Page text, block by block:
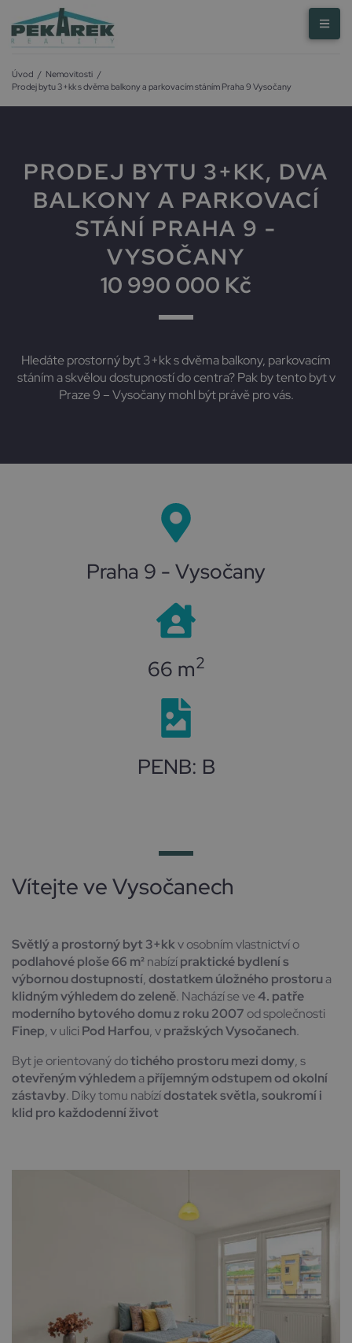
Úvod / Nemovitosti /
Prodej bytu 3+kk s dvěma balkony a parkovacím stáním Praha 9 Vysočany
PRODEJ BYTU 3+KK, DVA
BALKONY A PARKOVACÍ
STÁNÍ PRAHA 9 -
VYSOČANY
10 990 000 Kč
Hledáte prostorný byt 3+kk s dvěma balkony, parkovacím
stáním a skvělou dostupností do centra? Pak by tento byt v
Praze 9 – Vysočany mohl být právě pro vás.
Praha 9 - Vysočany
66 m2
PENB: B
Vítejte ve Vysočanech
Světlý a prostorný byt 3+kkv osobním vlastnictví o
podlahové ploše 66 m²nabízípraktické bydlení s
výbornou dostupností,dostatkem úložného prostorua
klidným výhledem do zeleně. Nachází se ve4. patře
moderního bytového domu z roku 2007 od společnosti
Finep, v ulici Pod Harfou, vpražských Vysočanech.
Byt je orientovaný dotichého prostoru mezi domy, s
otevřeným výhledema příjemným odstupem od okolní
zástavby. Díky tomu nabízídostatek světla, soukromí i
klid pro každodenní život